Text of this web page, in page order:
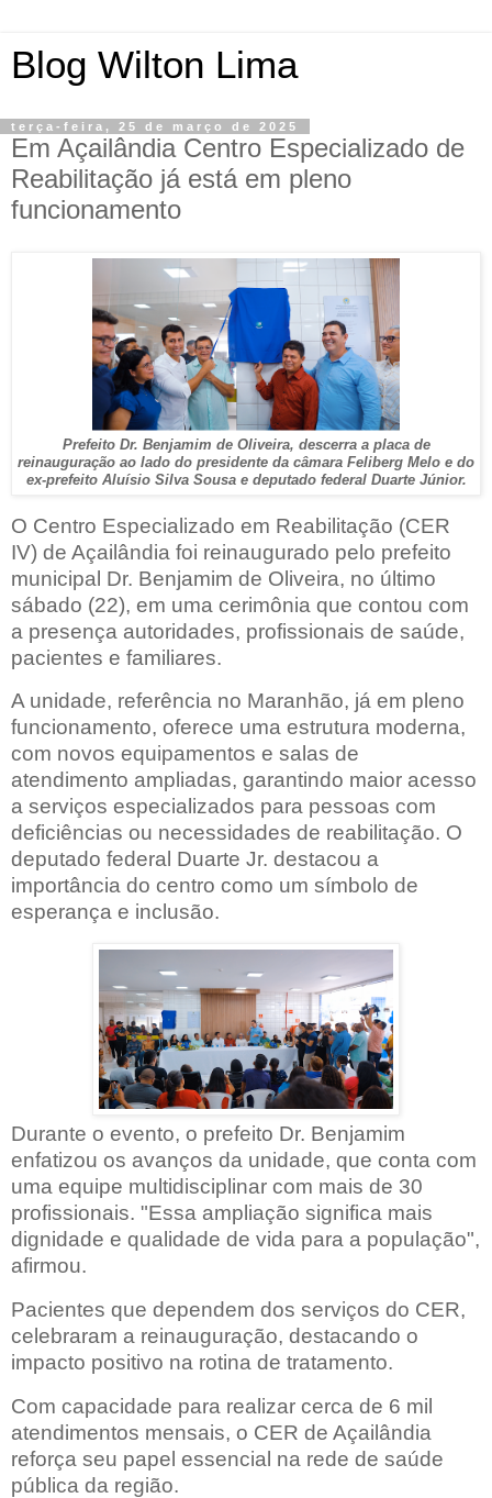
Blog Wilton Lima
terça-feira, 25 de março de 2025
Em Açailândia Centro Especializado de
Reabilitação já está em pleno
funcionamento
Prefeito Dr. Benjamim de Oliveira, descerra a placa de
reinauguração ao lado do presidente da câmara Feliberg Melo e do
ex-prefeito Aluísio Silva Sousa e deputado federal Duarte Júnior.
O Centro Especializado em Reabilitação (CER
IV) de Açailândia foi reinaugurado pelo prefeito
municipal Dr. Benjamim de Oliveira, no último
sábado (22), em uma cerimônia que contou com
a presença autoridades, profissionais de saúde,
pacientes e familiares.
A unidade, referência no Maranhão, já em pleno
funcionamento, oferece uma estrutura moderna,
com novos equipamentos e salas de
atendimento ampliadas, garantindo maior acesso
a serviços especializados para pessoas com
deficiências ou necessidades de reabilitação. O
deputado federal Duarte Jr. destacou a
importância do centro como um símbolo de
esperança e inclusão.
Durante o evento, o prefeito Dr. Benjamim
enfatizou os avanços da unidade, que conta com
uma equipe multidisciplinar com mais de 30
profissionais. "Essa ampliação significa mais
dignidade e qualidade de vida para a população",
afirmou.
Pacientes que dependem dos serviços do CER,
celebraram a reinauguração, destacando o
impacto positivo na rotina de tratamento.
Com capacidade para realizar cerca de 6 mil
atendimentos mensais, o CER de Açailândia
reforça seu papel essencial na rede de saúde
pública da região.